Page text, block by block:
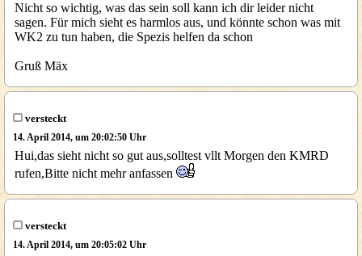
Nicht so wichtig, was das sein soll kann ich dir leider nicht
sagen. Für mich sieht es harmlos aus, und könnte schon was mit
WK2 zu tun haben, die Spezis helfen da schon
Gruß Mäx
versteckt
14. April 2014, um 20:02:50 Uhr
Hui,das sieht nicht so gut aus,solltest vllt Morgen den KMRD
rufen,Bitte nicht mehr anfassen
versteckt
14. April 2014, um 20:05:02 Uhr